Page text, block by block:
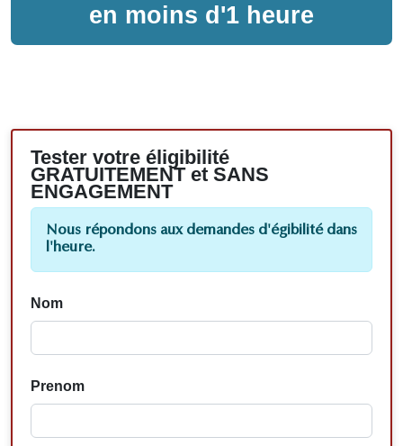
en moins d'1 heure
Tester votre éligibilité
GRATUITEMENT et SANS
ENGAGEMENT
Nous répondons aux demandes d'égibilité dans
l'heure.
Nom
Prenom